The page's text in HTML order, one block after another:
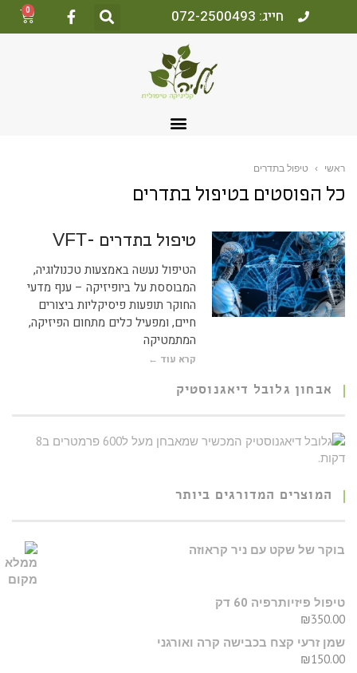
חייג: 072-2500493 0
ראשי › טיפול בתדרים
כל הפוסטים בטיפול בתדרים
טיפול בתדרים -VFT
הטיפול נעשה באמצעות טכנולוגיה,
המבוססת על ביופיזיקה – ענף מדעי
החוקר תופעות פיסיקליות ביצורים
חיים, ומפעיל כלים מתחום הפיזיקה,
המתמטיקה
קרא עוד ←
אבחון גלובל דיאגנוסטיק
המוצרים המדורגים ביותר
בוקר של שקט עם ניר קראוזה
טיפול פיזיותרפיה 60 דק
₪350.00
שמן זרעי קצח בכבישה קרה ואורגני
₪150.00